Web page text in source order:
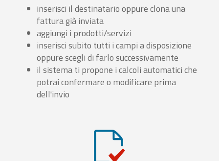
inserisci il destinatario oppure clona una
fattura già inviata
aggiungi i prodotti/servizi
inserisci subito tutti i campi a disposizione
oppure scegli di farlo successivamente
il sistema ti propone i calcoli automatici che
potrai confermare o modificare prima
dell'invio